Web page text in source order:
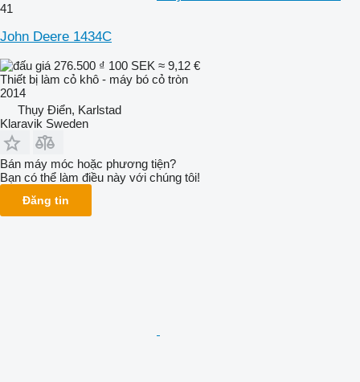
41
John Deere 1434C
276.500 ₫ 100 SEK ≈ 9,12 €
Thiết bị làm cỏ khô - máy bó cỏ tròn
2014
Thụy Điển, Karlstad
Klaravik Sweden
Bán máy móc hoặc phương tiện?
Bạn có thể làm điều này với chúng tôi!
Đăng tin